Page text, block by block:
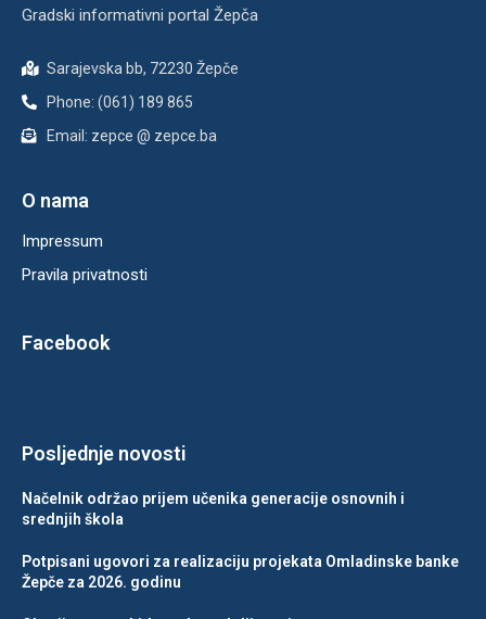
Gradski informativni portal Žepča
Sarajevska bb, 72230 Žepče
Phone: (061) 189 865
Email: zepce @ zepce.ba
O nama
Impressum
Pravila privatnosti
Facebook
Posljednje novosti
Načelnik održao prijem učenika generacije osnovnih i
srednjih škola
Potpisani ugovori za realizaciju projekata Omladinske banke
Žepče za 2026. godinu